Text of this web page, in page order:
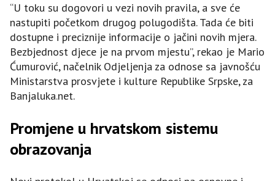
“U toku su dogovori u vezi novih pravila, a sve će
nastupiti početkom drugog polugodišta. Tada će biti
dostupne i preciznije informacije o jačini novih mjera.
Bezbjednost djece je na prvom mjestu”, rekao je Mario
Ćumurović, načelnik Odjeljenja za odnose sa javnošću
Ministarstva prosvjete i kulture Republike Srpske, za
Banjaluka.net.
Promjene u hrvatskom sistemu
obrazovanja